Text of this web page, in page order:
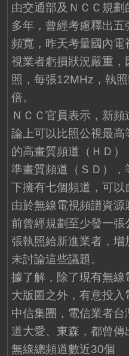
由交通部及ＮＣＣ規
多年，曾經考慮釋出
頻寬，昨天考量國內
視業者虧損狀況嚴重
照，每張12MHz，執
倍。
ＮＣＣ官員表示，新
論上可以比照公視最
的高畫質頻道（ＨＤ
準畫質頻道（ＳＤ）
下擁有七個頻道，可以
由於無線電視頻譜資
前曾經規劃至少發一
張執照給新進業者，
未討論這些議題。
據了解，除了現有無
大版圖之外，有意投入
中信集團，電信業者
道大愛、東森，都曾傳
無線總頻道數近30個